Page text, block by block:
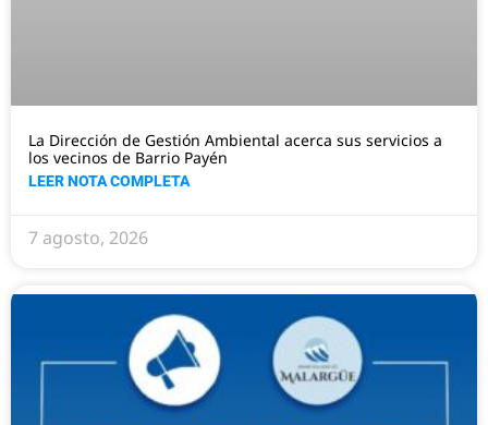
La Dirección de Gestión Ambiental acerca sus servicios a
los vecinos de Barrio Payén
LEER NOTA COMPLETA
7 agosto, 2026